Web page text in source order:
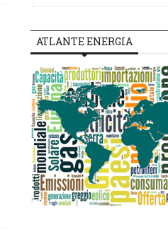
ATLANTE ENERGIA